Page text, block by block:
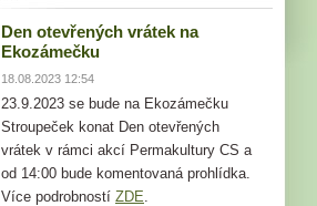
Den otevřených vrátek na
Ekozámečku
18.08.2023 12:54
23.9.2023 se bude na Ekozámečku
Stroupeček konat Den otevřených
vrátek v rámci akcí Permakultury CS a
od 14:00 bude komentovaná prohlídka.
Více podrobností ZDE.